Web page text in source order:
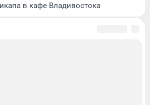
в кафе Владивостока